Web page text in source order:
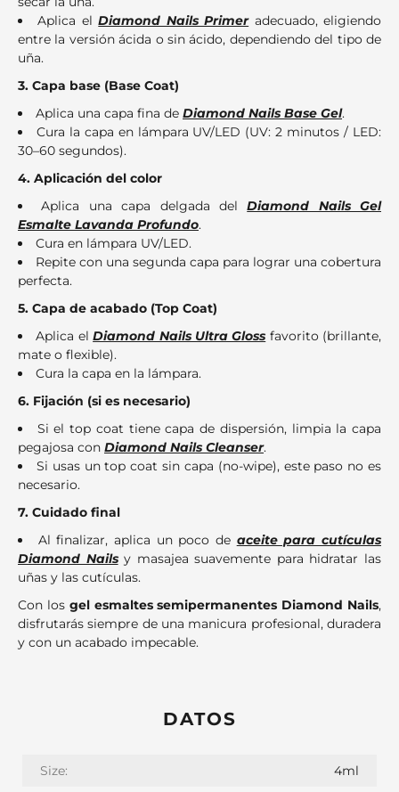
Aplica elDiamond Nails Primeradecuado, eligiendo
entre la versión ácida o sin ácido, dependiendo del tipo de
uña.
3. Capa base (Base Coat)
Aplica una capa fina de Diamond Nails Base Gel.
Cura la capa en lámpara UV/LED (UV: 2 minutos / LED:
30–60 segundos).
4. Aplicación del color
Aplica una capa delgada delDiamond Nails Gel
Esmalte Lavanda Profundo.
Cura en lámpara UV/LED.
Repite con una segunda capa para lograr una cobertura
perfecta.
5. Capa de acabado (Top Coat)
Aplica elDiamond Nails Ultra Gloss favorito (brillante,
mate o flexible).
Cura la capa en la lámpara.
6. Fijación (si es necesario)
Si el top coat tiene capa de dispersión, limpia la capa
pegajosa con Diamond Nails Cleanser.
Si usas un top coat sin capa (no-wipe), este paso no es
necesario.
7. Cuidado final
Al finalizar, aplica un poco de aceite para cutículas
Diamond Nailsy masajea suavemente para hidratar las
uñas y las cutículas.
Con los gel esmaltes semipermanentes Diamond Nails,
disfrutarás siempre de una manicura profesional, duradera
y con un acabado impecable.
DATOS
Size:
4ml